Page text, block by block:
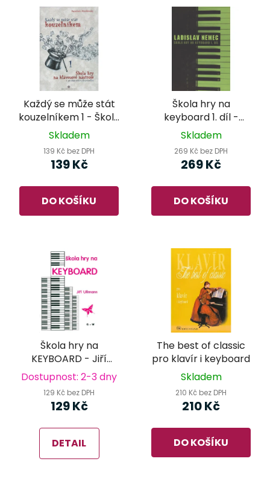
Každý se může stát
kouzelníkem 1 - Škola
hry na klávesové
Skladem
139 Kč bez DPH
139 Kč
DO KOŠÍKU
Škola hry na
keyboard 1. díl -
Ladislav Němec
Skladem
269 Kč bez DPH
269 Kč
DO KOŠÍKU
Škola hry na
KEYBOARD - Jiří
Ullmann
Dostupnost: 2-3 dny
129 Kč bez DPH
129 Kč
DETAIL
The best of classic
pro klavír i keyboard
Skladem
210 Kč bez DPH
210 Kč
DO KOŠÍKU